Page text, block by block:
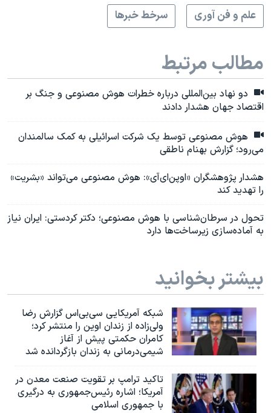
علم و فن آوری
سرخط خبرها
مطالب مرتبط
دو نهاد بین‌المللی درباره خطرات هوش مصنوعی و جنگ بر
اقتصاد جهان هشدار دادند
هوش مصنوعی توسط یک شرکت اسرائیلی به کمک سالمندان
می‌رود؛ گزارش بهنام ناطقی
هشدار پژوهشگران «اوپن‌ای‌آی»: هوش مصنوعی می‌تواند «بشریت»
را تهدید کند
تحول در سرطان‌شناسی با هوش مصنوعی؛ دکتر کردستی: ایران نیاز
به آماده‌سازی زیرساخت‌ها‌ دارد
بیشتر بخوانید
شبکه آمریکایی سی‌بی‌‌اس گزارش رضا
ولی‌زاده از زندان اوین را منتشر کرد؛
کامران حکمتی پیش از آغاز
شیمی‌درمانی به زندان بازگردانده شد
تاکید ترامپ بر تقویت صنعت معدن در
آمریکا؛ اشاره رئیس‌جمهوری به درگیری
با جمهوری اسلامی